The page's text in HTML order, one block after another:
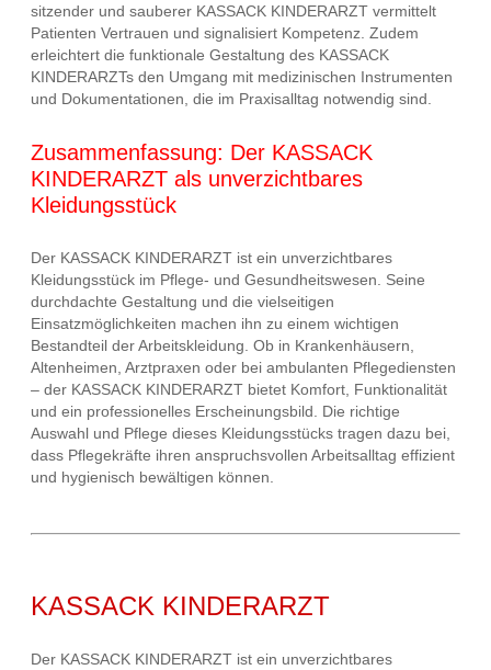
sitzender und sauberer KASSACK KINDERARZT vermittelt
Patienten Vertrauen und signalisiert Kompetenz. Zudem
erleichtert die funktionale Gestaltung des KASSACK
KINDERARZTs den Umgang mit medizinischen Instrumenten
und Dokumentationen, die im Praxisalltag notwendig sind.
Zusammenfassung: Der KASSACK
KINDERARZT als unverzichtbares
Kleidungsstück
Der KASSACK KINDERARZT ist ein unverzichtbares
Kleidungsstück im Pflege- und Gesundheitswesen. Seine
durchdachte Gestaltung und die vielseitigen
Einsatzmöglichkeiten machen ihn zu einem wichtigen
Bestandteil der Arbeitskleidung. Ob in Krankenhäusern,
Altenheimen, Arztpraxen oder bei ambulanten Pflegediensten
– der KASSACK KINDERARZT bietet Komfort, Funktionalität
und ein professionelles Erscheinungsbild. Die richtige
Auswahl und Pflege dieses Kleidungsstücks tragen dazu bei,
dass Pflegekräfte ihren anspruchsvollen Arbeitsalltag effizient
und hygienisch bewältigen können.
KASSACK KINDERARZT
Der KASSACK KINDERARZT ist ein unverzichtbares